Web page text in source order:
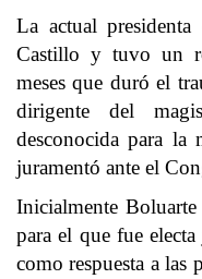
La actual
Castillo y tuvo un
meses que duró el
dirigente del
desconocida para la
juramentó ante el
Inicialmente
para el que fue
como respuesta a las